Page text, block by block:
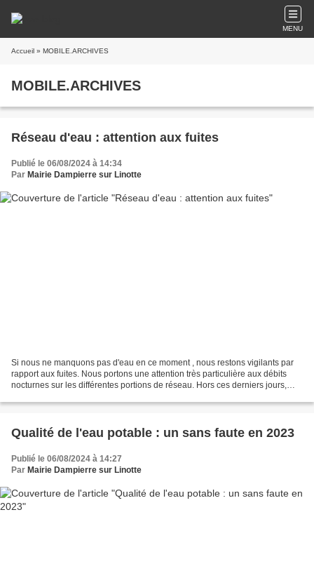
MENU
Accueil » MOBILE.ARCHIVES
MOBILE.ARCHIVES
Réseau d'eau : attention aux fuites
Publié le 06/08/2024 à 14:34
Par Mairie Dampierre sur Linotte
Si nous ne manquons pas d'eau en ce moment , nous restons vigilants par
rapport aux fuites. Nous portons une attention très particulière aux débits
nocturnes sur les différentes portions de réseau. Hors ces derniers jours,
Qualité de l'eau potable : un sans faute en 2023
Publié le 06/08/2024 à 14:27
Par Mairie Dampierre sur Linotte